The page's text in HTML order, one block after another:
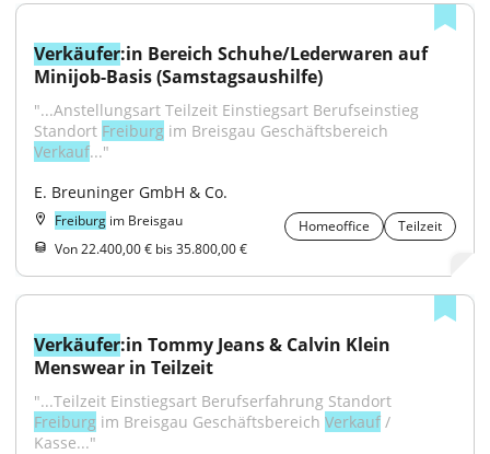
Verkäufer:in Bereich Schuhe/Lederwaren auf
Minijob-Basis (Samstagsaushilfe)
"...Anstellungsart Teilzeit Einstiegsart Berufseinstieg
Standort Freiburg
Verkauf..."
E. Breuninger GmbH & Co.
Freiburg im Breisgau Homeoffice
Teilzeit
Von 22.400,00 € bis 35.800,00 €
Verkäufer:in Tommy Jeans & Calvin Klein
Menswear in Teilzeit
Freiburg im Breisgau Geschäftsbereich Verkauf /
Kasse..."